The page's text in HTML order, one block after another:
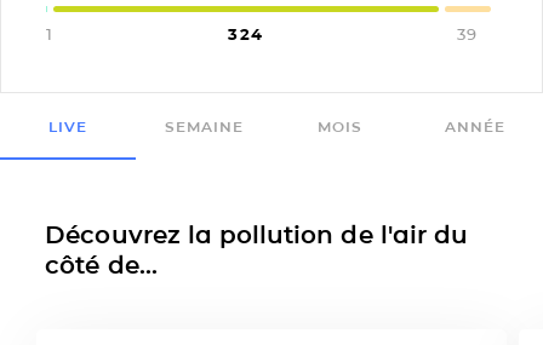
1 324 39
LIVE SEMAINE MOIS ANNÉE
Découvrez la pollution de l'air du
côté de...